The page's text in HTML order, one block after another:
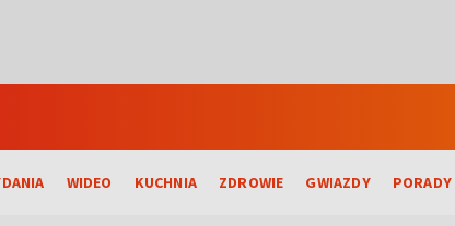
WIDEO KUCHNIA ZDROWIE GWIAZDY PORADY